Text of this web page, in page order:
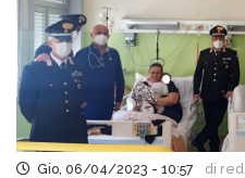
Gio, 06/04/2023 - 10:57 di